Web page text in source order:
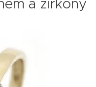
a zirkony